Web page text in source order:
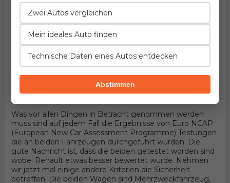
Fahrzeuge handelt! Hier könnten die Details entscheiden.
Wenn wir in Betracht nehmen, dass die beiden
Mehrzweckfahrzeug sind und 5 Türer Minivan
Karosserieform und Vorderradantrieb haben, wird alles
von konkreten Aggregaten abhängen die durch benzin
bewegt werden. Unter der Haube des ersten befindet
sich der Motor entwickelt von Renault, 4-zylindrisches
Aggregat mit 16 Ventilen und 140PS , wobei der andere
4-zylindrisches Aggregat mit 20 Ventilen und 150PS
Produkt von Audi besitzt.
Sicherheit
Was vor allen Dingen in Betracht genommen werden
muss sind auf jedem Fall die Ergebnisse von Euro NCAP
(European New Car Assessment Programme) Testungen
die an beiden Fahrzeugen durchgeführt wurden. Die
gute Nachricht ist, dass die beiden getestet worden sind
wobei Renault etwas besser bewertet wurde. Nehmen
wir jetzt mal einige andere Kriterien die Sicherheit
betreffen. Die beiden Wagen sind Mehrzweckfahrzeug,
Zwei Autos vergleichen
Mein ideales Auto finden
Technische Daten eines Autos entdecken
Abstimmen